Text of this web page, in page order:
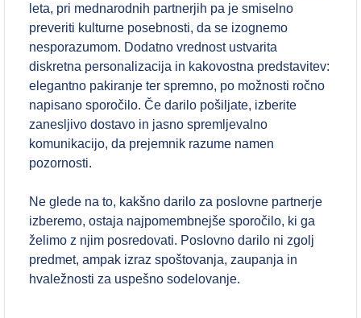
leta, pri mednarodnih partnerjih pa je smiselno
preveriti kulturne posebnosti, da se izognemo
nesporazumom. Dodatno vrednost ustvarita
diskretna personalizacija in kakovostna predstavitev:
elegantno pakiranje ter spremno, po možnosti ročno
napisano sporočilo. Če darilo pošiljate, izberite
zanesljivo dostavo in jasno spremljevalno
komunikacijo, da prejemnik razume namen
pozornosti.
Ne glede na to, kakšno darilo za poslovne partnerje
izberemo, ostaja najpomembnejše sporočilo, ki ga
želimo z njim posredovati. Poslovno darilo ni zgolj
predmet, ampak izraz spoštovanja, zaupanja in
hvaležnosti za uspešno sodelovanje.